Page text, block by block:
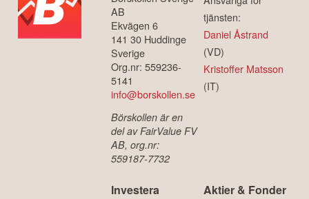
AB
Ekvägen 6
141 30 Huddinge
Sverige
Org.nr: 559236-
5141
info@borskollen.se
Börskollen är en
del av FairValue FV
AB, org.nr:
559187-7732
tjänsten:
Daniel Åstrand
(VD)
Kristoffer Matsson
(IT)
Investera Aktier & Fonder